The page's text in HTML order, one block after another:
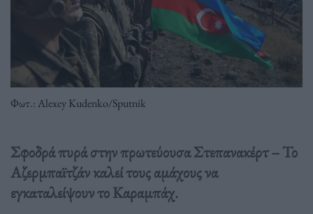
Φωτ.: Alexey Kudenko/Sputnik
Σφοδρά πυρά στην πρωτεύουσα Στεπανακέρτ – Το
Αζερμπαϊτζάν καλεί τους αμάχους να
εγκαταλείψουν το Καραμπάχ.